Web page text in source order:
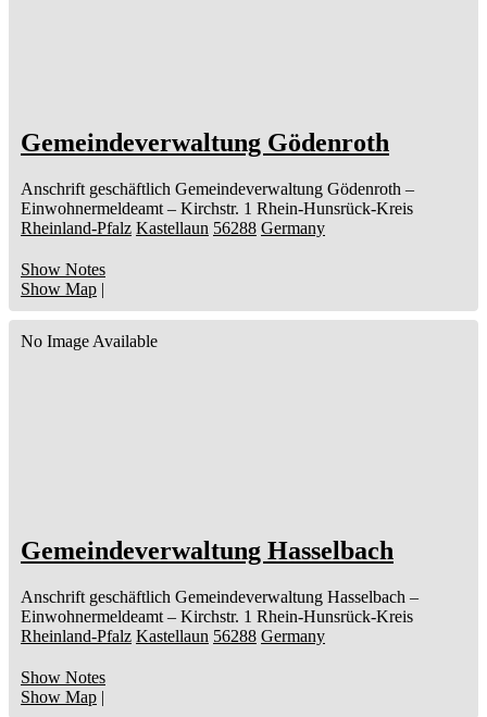
Gemeindeverwaltung Gödenroth
Anschrift geschäftlich Gemeindeverwaltung Gödenroth –
Einwohnermeldeamt – Kirchstr. 1 Rhein-Hunsrück-Kreis
Rheinland-Pfalz Kastellaun 56288 Germany
Show Notes
Show Map |
No Image Available
Gemeindeverwaltung Hasselbach
Anschrift geschäftlich Gemeindeverwaltung Hasselbach –
Einwohnermeldeamt – Kirchstr. 1 Rhein-Hunsrück-Kreis
Rheinland-Pfalz Kastellaun 56288 Germany
Show Notes
Show Map |